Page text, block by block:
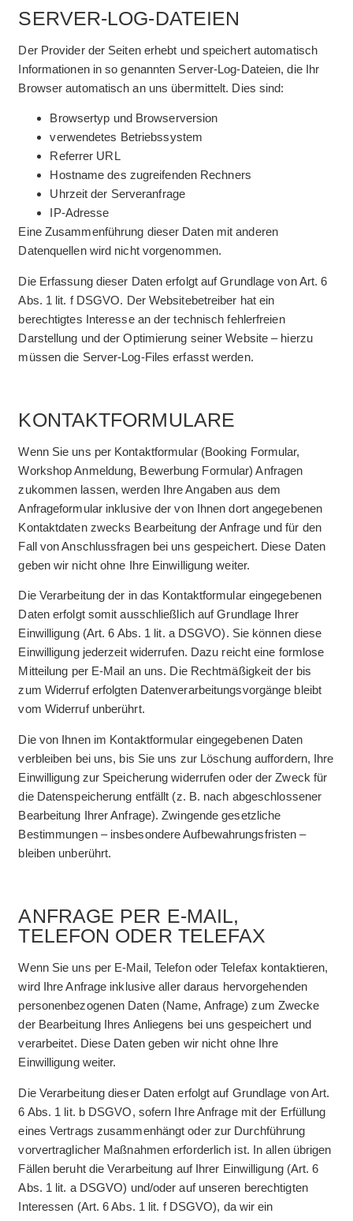
SERVER-LOG-DATEIEN
Der Provider der Seiten erhebt und speichert automatisch
Informationen in so genannten Server-Log-Dateien, die Ihr
Browser automatisch an uns übermittelt. Dies sind:
Browsertyp und Browserversion
verwendetes Betriebssystem
Referrer URL
Hostname des zugreifenden Rechners
Uhrzeit der Serveranfrage
IP-Adresse
Eine Zusammenführung dieser Daten mit anderen
Datenquellen wird nicht vorgenommen.
Die Erfassung dieser Daten erfolgt auf Grundlage von Art. 6
Abs. 1 lit. f DSGVO. Der Websitebetreiber hat ein
berechtigtes Interesse an der technisch fehlerfreien
Darstellung und der Optimierung seiner Website – hierzu
müssen die Server-Log-Files erfasst werden.
KONTAKTFORMULARE
Wenn Sie uns per Kontaktformular (Booking Formular,
Workshop Anmeldung, Bewerbung Formular) Anfragen
zukommen lassen, werden Ihre Angaben aus dem
Anfrageformular inklusive der von Ihnen dort angegebenen
Kontaktdaten zwecks Bearbeitung der Anfrage und für den
Fall von Anschlussfragen bei uns gespeichert. Diese Daten
geben wir nicht ohne Ihre Einwilligung weiter.
Die Verarbeitung der in das Kontaktformular eingegebenen
Daten erfolgt somit ausschließlich auf Grundlage Ihrer
Einwilligung (Art. 6 Abs. 1 lit. a DSGVO). Sie können diese
Einwilligung jederzeit widerrufen. Dazu reicht eine formlose
Mitteilung per E-Mail an uns. Die Rechtmäßigkeit der bis
zum Widerruf erfolgten Datenverarbeitungsvorgänge bleibt
vom Widerruf unberührt.
Die von Ihnen im Kontaktformular eingegebenen Daten
verbleiben bei uns, bis Sie uns zur Löschung auffordern, Ihre
Einwilligung zur Speicherung widerrufen oder der Zweck für
die Datenspeicherung entfällt (z. B. nach abgeschlossener
Bearbeitung Ihrer Anfrage). Zwingende gesetzliche
Bestimmungen – insbesondere Aufbewahrungsfristen –
bleiben unberührt.
ANFRAGE PER E-MAIL,
TELEFON ODER TELEFAX
Wenn Sie uns per E-Mail, Telefon oder Telefax kontaktieren,
wird Ihre Anfrage inklusive aller daraus hervorgehenden
personenbezogenen Daten (Name, Anfrage) zum Zwecke
der Bearbeitung Ihres Anliegens bei uns gespeichert und
verarbeitet. Diese Daten geben wir nicht ohne Ihre
Einwilligung weiter.
Die Verarbeitung dieser Daten erfolgt auf Grundlage von Art.
6 Abs. 1 lit. b DSGVO, sofern Ihre Anfrage mit der Erfüllung
eines Vertrags zusammenhängt oder zur Durchführung
vorvertraglicher Maßnahmen erforderlich ist. In allen übrigen
Fällen beruht die Verarbeitung auf Ihrer Einwilligung (Art. 6
Abs. 1 lit. a DSGVO) und/oder auf unseren berechtigten
Interessen (Art. 6 Abs. 1 lit. f DSGVO), da wir ein